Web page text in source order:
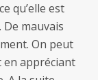
qu’elle est
mauvais
On peut
en appréciant